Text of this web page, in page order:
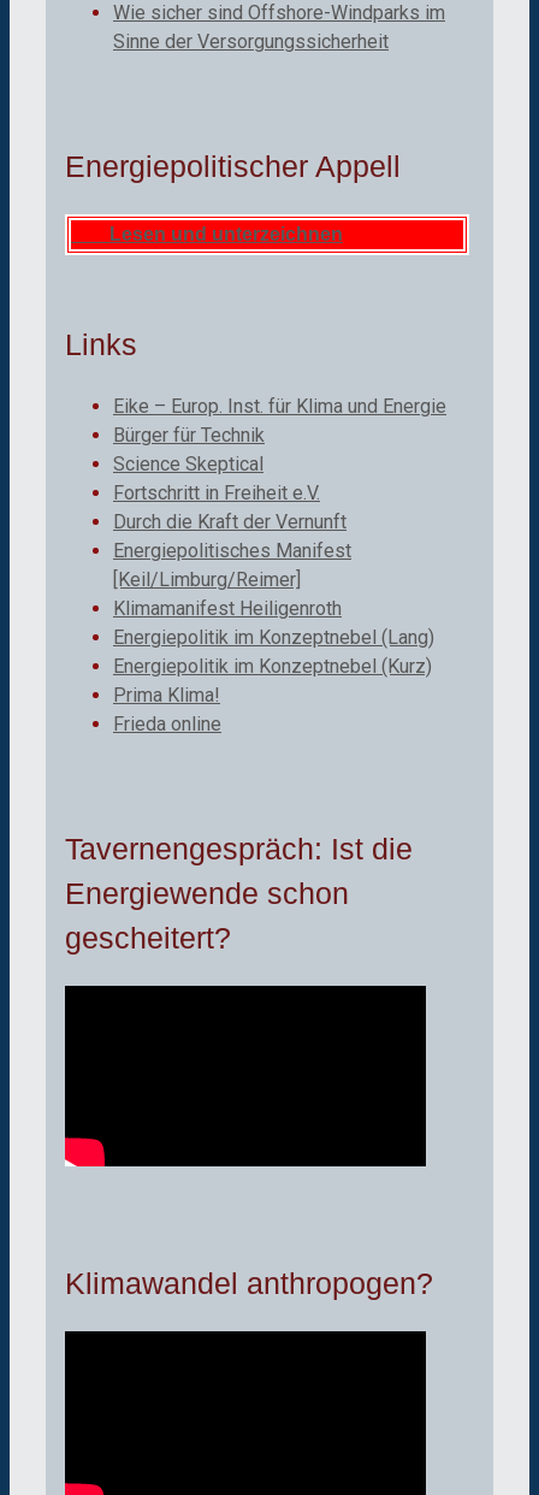
Wie sicher sind Offshore-Windparks im
Sinne der Versorgungssicherheit
Energiepolitischer Appell
Lesen und unterzeichnen
Links
Eike – Europ. Inst. für Klima und Energie
Bürger für Technik
Science Skeptical
Fortschritt in Freiheit e.V.
Durch die Kraft der Vernunft
Energiepolitisches Manifest
[Keil/Limburg/Reimer]
Klimamanifest Heiligenroth
Energiepolitik im Konzeptnebel (Lang)
Energiepolitik im Konzeptnebel (Kurz)
Prima Klima!
Frieda online
Tavernengespräch: Ist die
Energiewende schon
gescheitert?
Klimawandel anthropogen?